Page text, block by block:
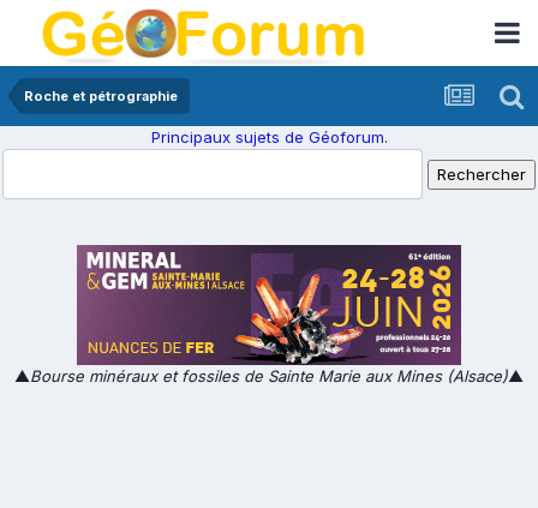
Roche et pétrographie
Principaux sujets de Géoforum.
▲Bourse minéraux et fossiles de Sainte Marie aux Mines (Alsace)▲